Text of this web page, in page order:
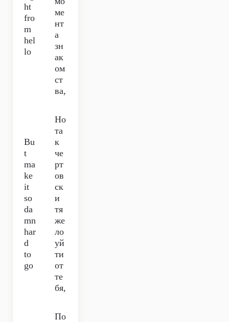
ht
fro
m
hel
lo
ме
нт
а
зн
ак
ом
ст
ва,
Bu
t
ma
ke
it
so
da
mn
har
d
to
go
Но
та
к
че
рт
ов
ск
и
тя
же
ло
уй
ти
от
те
бя,
По